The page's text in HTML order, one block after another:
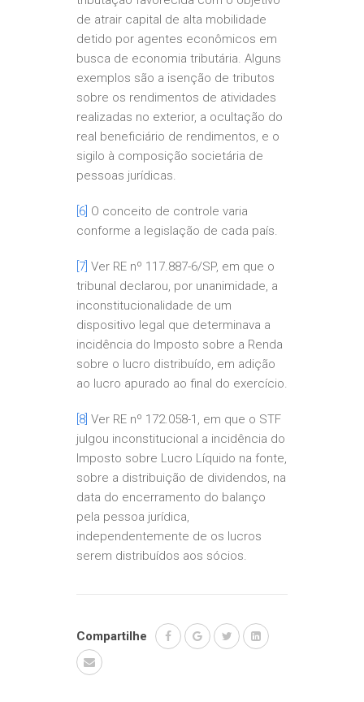
de atrair capital de alta mobilidade
detido por agentes econômicos em
busca de economia tributária. Alguns
exemplos são a isenção de tributos
sobre os rendimentos de atividades
realizadas no exterior, a ocultação do
real beneficiário de rendimentos, e o
sigilo à composição societária de
pessoas jurídicas.
[6] O conceito de controle varia
conforme a legislação de cada país.
[7] Ver RE nº 117.887-6/SP, em que o
tribunal declarou, por unanimidade, a
inconstitucionalidade de um
dispositivo legal que determinava a
incidência do Imposto sobre a Renda
sobre o lucro distribuído, em adição
ao lucro apurado ao final do exercício.
[8] Ver RE nº 172.058-1, em que o STF
julgou inconstitucional a incidência do
Imposto sobre Lucro Líquido na fonte,
sobre a distribuição de dividendos, na
data do encerramento do balanço
pela pessoa jurídica,
independentemente de os lucros
serem distribuídos aos sócios.
Compartilhe